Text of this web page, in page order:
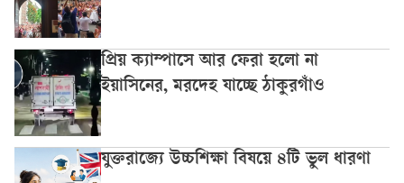
প্রিয় ক্যাম্পাসে আর ফেরা হলো না
ইয়াসিনের, মরদেহ যাচ্ছে ঠাকুরগাঁও
যুক্তরাজ্যে উচ্চশিক্ষা বিষয়ে ৪টি ভুল ধারণা